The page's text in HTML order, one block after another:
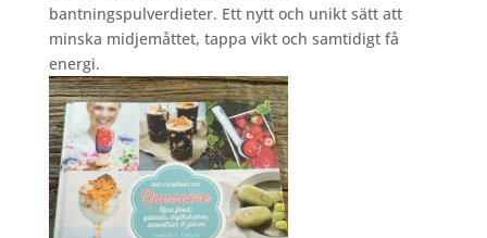
bantningspulverdieter. Ett nytt och unikt sätt att
minska midjemåttet, tappa vikt och samtidigt få
energi.